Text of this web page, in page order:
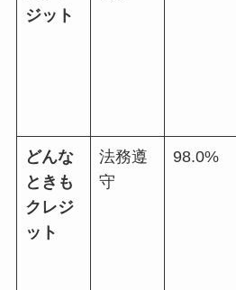
ジット
どんな
ときも
クレジ
ット
法務遵
守
98.0%